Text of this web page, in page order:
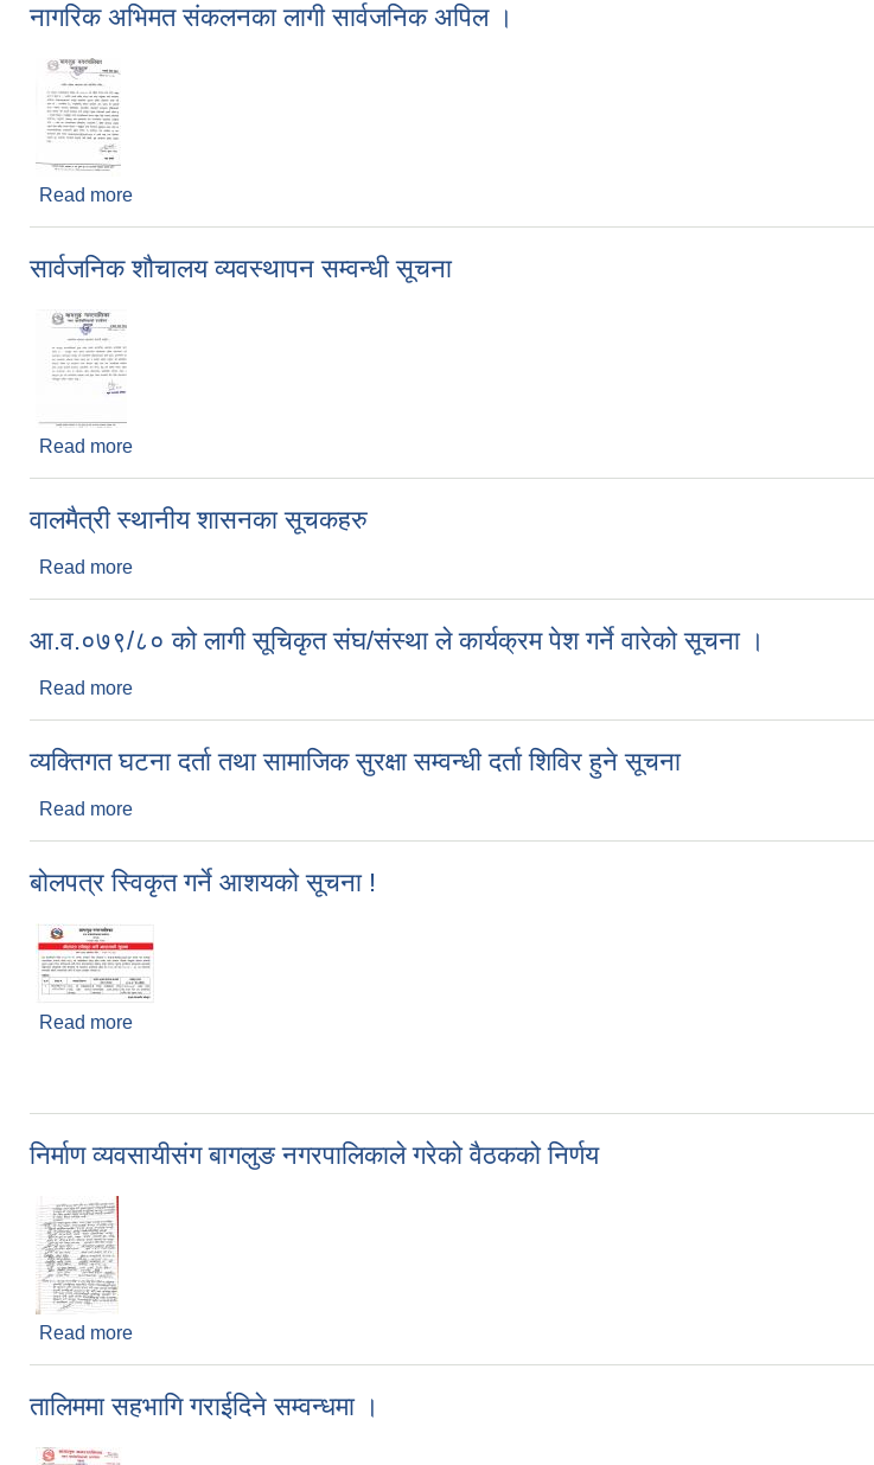
नागरिक अभिमत संकलनका लागी सार्वजनिक अपिल ।
Read more
सार्वजनिक शौचालय व्यवस्थापन सम्वन्धी सूचना
Read more
वालमैत्री स्थानीय शासनका सूचकहरु
Read more
आ.व.०७९/८० को लागी सूचिकृत संघ/संस्था ले कार्यक्रम पेश गर्ने वारेको सूचना ।
Read more
व्यक्तिगत घटना दर्ता तथा सामाजिक सुरक्षा सम्वन्धी दर्ता शिविर हुने सूचना
Read more
बोलपत्र स्विकृत गर्ने आशयको सूचना !
Read more
निर्माण व्यवसायीसंग बागलुङ नगरपालिकाले गरेको वैठकको निर्णय
Read more
तालिममा सहभागि गराईदिने सम्वन्धमा ।